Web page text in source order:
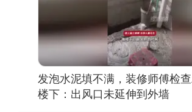
发泡水泥填不满，装修师傅检
楼下：出风口未延伸到外墙